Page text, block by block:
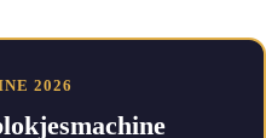
2026